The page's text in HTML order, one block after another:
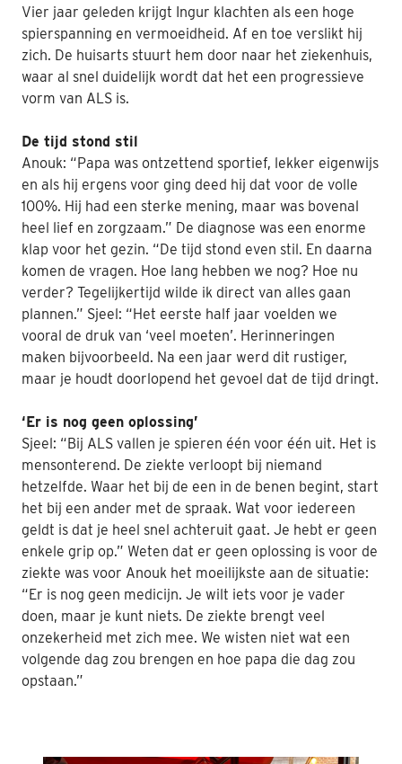
Nabestaanden
Webshop
Contact
Vier jaar geleden krijgt Ingur klachten als een hoge
spierspanning en vermoeidheid. Af en toe verslikt hij
zich. De huisarts stuurt hem door naar het ziekenhuis,
waar al snel duidelijk wordt dat het een progressieve
vorm van ALS is.
De tijd stond stil
Anouk: “Papa was ontzettend sportief, lekker eigenwijs
en als hij ergens voor ging deed hij dat voor de volle
100%. Hij had een sterke mening, maar was bovenal
heel lief en zorgzaam.” De diagnose was een enorme
klap voor het gezin. “De tijd stond even stil. En daarna
komen de vragen. Hoe lang hebben we nog? Hoe nu
verder? Tegelijkertijd wilde ik direct van alles gaan
plannen.” Sjeel: “Het eerste half jaar voelden we
vooral de druk van ‘veel moeten’. Herinneringen
maken bijvoorbeeld. Na een jaar werd dit rustiger,
maar je houdt doorlopend het gevoel dat de tijd dringt.
‘Er is nog geen oplossing’
Sjeel: “Bij ALS vallen je spieren één voor één uit. Het is
mensonterend. De ziekte verloopt bij niemand
hetzelfde. Waar het bij de een in de benen begint, start
het bij een ander met de spraak. Wat voor iedereen
geldt is dat je heel snel achteruit gaat. Je hebt er geen
enkele grip op.” Weten dat er geen oplossing is voor de
ziekte was voor Anouk het moeilijkste aan de situatie:
“Er is nog geen medicijn. Je wilt iets voor je vader
doen, maar je kunt niets. De ziekte brengt veel
onzekerheid met zich mee. We wisten niet wat een
volgende dag zou brengen en hoe papa die dag zou
opstaan.”